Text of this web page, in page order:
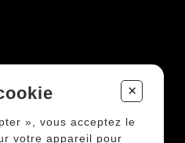
+
», vous acceptez le
votre appareil pour